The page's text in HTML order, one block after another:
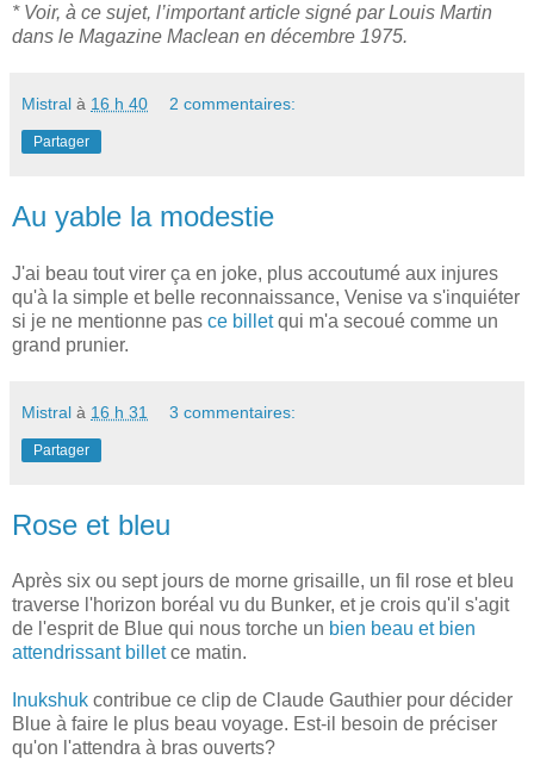
* Voir, à ce sujet, l’important article signé par Louis Martin
dans le Magazine Maclean en décembre 1975.
Mistral à 16 h 40 2 commentaires:
Partager
Au yable la modestie
J'ai beau tout virer ça en joke, plus accoutumé aux injures
qu'à la simple et belle reconnaissance, Venise va s'inquiéter
si je ne mentionne pas ce billetqui m'a secoué comme un
grand prunier.
Mistral à 16 h 31 3 commentaires:
Partager
Rose et bleu
Après six ou sept jours de morne grisaille, un fil rose et bleu
traverse l'horizon boréal vu du Bunker, et je crois qu'il s'agit
de l'esprit de Blue qui nous torche un bien beau et bien
attendrissant billetce matin.
Inukshuk contribue ce clip de Claude Gauthier pour décider
Blue à faire le plus beau voyage. Est-il besoin de préciser
qu'on l'attendra à bras ouverts?